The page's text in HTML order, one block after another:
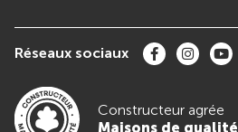
Réseaux sociaux
Constructeur agrée
Maisons de qualité